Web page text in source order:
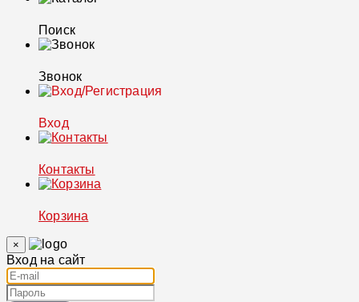
Поиск
Звонок
Вход
Контакты
Корзина
×
Вход на сайт